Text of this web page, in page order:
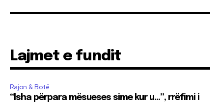
Lajmet e fundit
Rajon & Botë
“Isha përpara mësueses sime kur u…”, rrëfimi i